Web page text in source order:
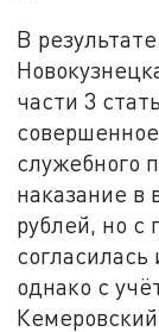
В
части 3
служебного
наказание в
рублей, но с
однако с